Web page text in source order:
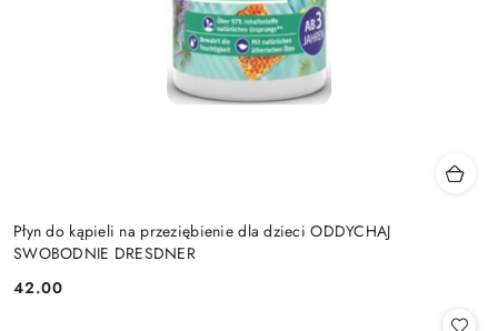
Płyn do kąpieli na przeziębienie dla dzieci ODDYCHAJ
SWOBODNIE DRESDNER
Cena:
42.00